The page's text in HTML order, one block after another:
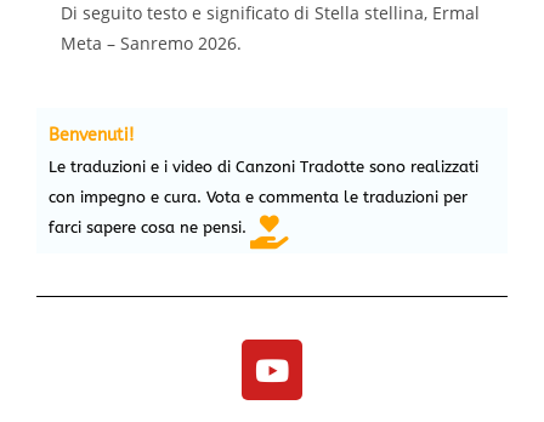
Di seguito testo e significato di Stella stellina, Ermal
Meta – Sanremo 2026.
Benvenuti!
Le traduzioni e i video di Canzoni Tradotte sono realizzati
con impegno e cura. Vota e commenta le traduzioni per
farci sapere cosa ne pensi.